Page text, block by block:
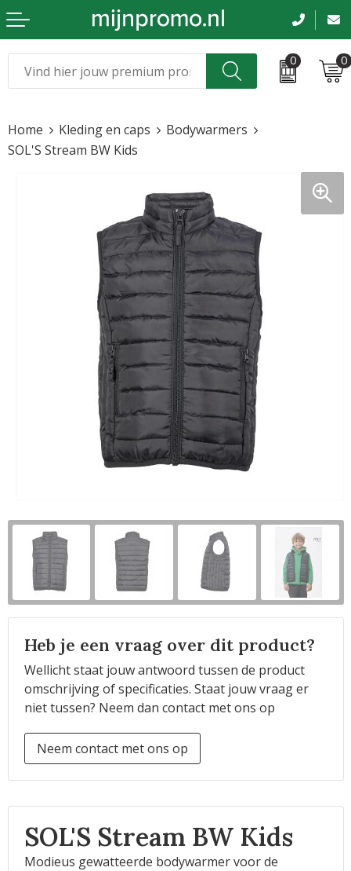
0 0
Kleding & caps
Tassen en reizen
Beurs en evenementen
Bloemen en planten
Sinterklaas
Home Kleding en caps
Bodywarmers
SOL'S Stream BW Kids
Heb je een vraag over dit product?
Wellicht staat jouw antwoord tussen de product
omschrijving of specificaties. Staat jouw vraag er
niet tussen? Neem dan contact met ons op
Neem contact met ons op
SOL'S Stream BW Kids
Modieus gewatteerde bodywarmer voor de